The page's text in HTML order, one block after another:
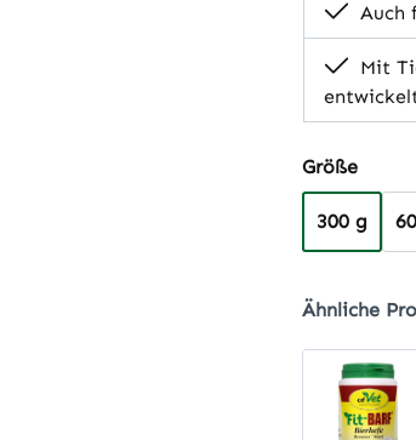
Auch
Mit
Größe
300 g
Ähnliche